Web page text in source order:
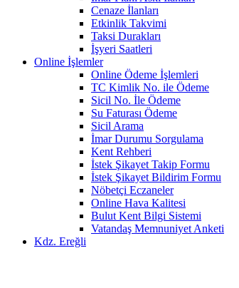
Cenaze İlanları
Etkinlik Takvimi
Taksi Durakları
İşyeri Saatleri
Online İşlemler
Online Ödeme İşlemleri
TC Kimlik No. ile Ödeme
Sicil No. İle Ödeme
Su Faturası Ödeme
Sicil Arama
İmar Durumu Sorgulama
Kent Rehberi
İstek Şikayet Takip Formu
İstek Şikayet Bildirim Formu
Nöbetçi Eczaneler
Online Hava Kalitesi
Bulut Kent Bilgi Sistemi
Vatandaş Memnuniyet Anketi
Kdz. Ereğli